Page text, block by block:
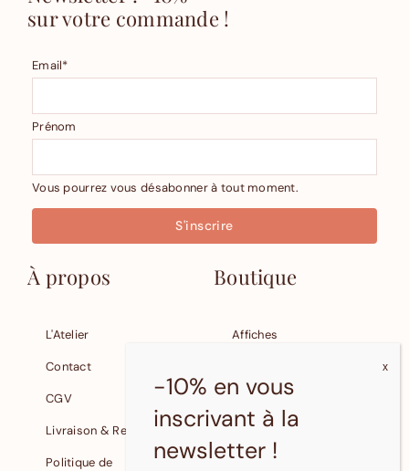
sur votre commande !
Email*
Prénom
Vous pourrez vous désabonner à tout moment.
À propos
L'Atelier
Contact
CGV
Livraison & Retours
Politique de
Boutique
Affiches
Petite Papeterie
Fonds d'écran gratuits
-10% en vous
inscrivant à la
newsletter !